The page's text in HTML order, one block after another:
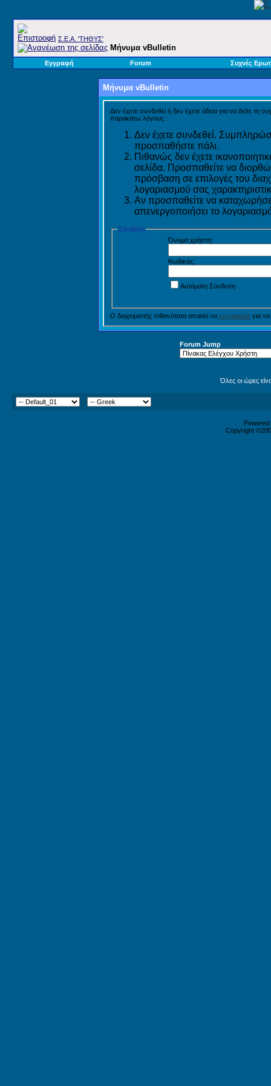
Σ.E.A. 'ΤΗΘΥΣ'
Μήνυμα vBulletin
Εγγραφή Forum Συχνές
Μήνυμα vBulletin
Δεν έχετε συνδεθεί ή δεν έχετε άδεια για να δείτε τη
παρακάτω λόγους :
Δεν έχετε συνδεθεί.
προσπαθήστε πάλι.
Πιθανώς δεν έχετε
σελίδα. Προσπαθείτε να
πρόσβαση σε επιλογές του
λογαριασμού σας
Αν προσπαθείτε να
απενεργοποιήσει το
Σύνδεση
Όνομα χρήστη:
Κωδικός:
Αυτόματη Σύνδεση
Ο διαχειριστής πιθανότατα απαιτεί να εγγραφείτε για
Forum Jump
Όλες οι ώρες
Copyright